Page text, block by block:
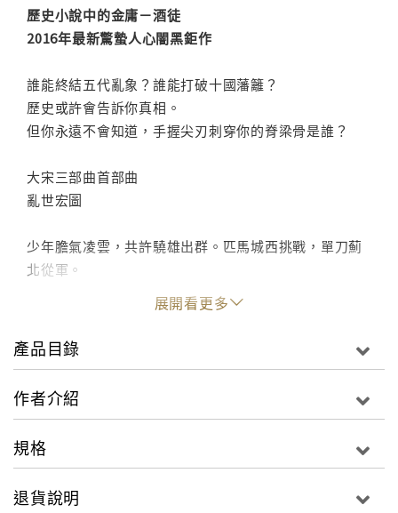
歷史小說中的金庸－酒徒
2016年最新驚蟄人心闇黑鉅作
誰能終結五代亂象？誰能打破十國藩籬？
歷史或許會告訴你真相。
但你永遠不會知道，手握尖刃刺穿你的脊梁骨是誰？
大宋三部曲首部曲
亂世宏圖
少年膽氣凌雲，共許驍雄出群。匹馬城西挑戰，單刀薊
北從軍。
太行山總瓢把子呼延琮和後漢無敵將軍楊重貴馬上二度
交鋒，為護部下周全的呼延琮因而受到重創，性命垂
正巧江湖傳聞有人重現刮骨療傷之奇技，急於救人的楊
陳諾，如有戰事殃及對方，必互為犄角。柴榮與趙匡胤
展開看更多
產品目錄
作者介紹
規格
退貨說明